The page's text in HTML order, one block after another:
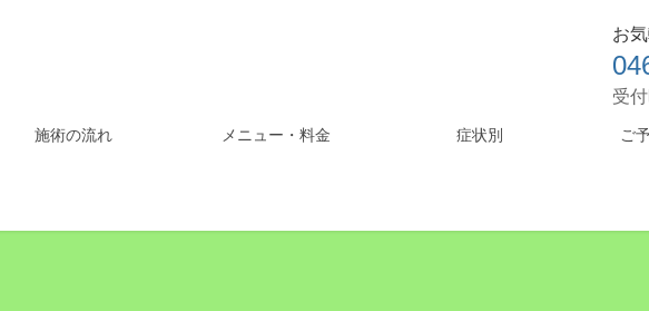
お
受
施術の流れ メニュー・料金 症状別 ご